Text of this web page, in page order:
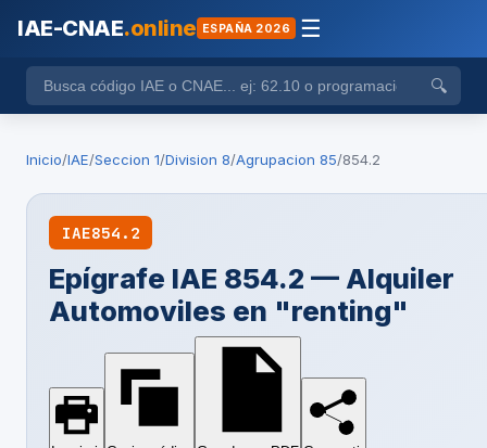
IAE-CNAE.online ESPAÑA 2026 ☰
🔍
Inicio/IAE/Seccion 1/Division 8/Agrupacion 85/854.2
IAE854.2
Epígrafe IAE 854.2 — Alquiler
Automoviles en "renting"